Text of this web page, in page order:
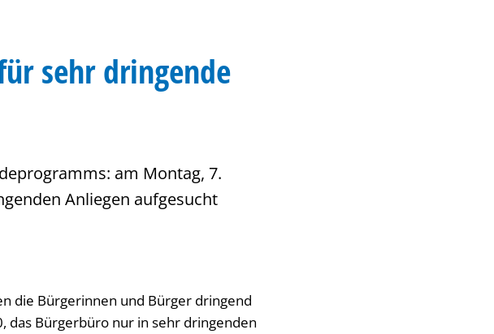
sehr dringende
am Montag, 7.
Anliegen aufgesucht
die Bürgerinnen und Bürger dringend
das Bürgerbüro nur in sehr dringenden